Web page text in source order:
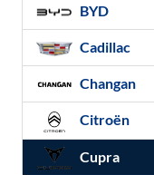
BYD
Cadillac
Changan
Citroën
Cupra